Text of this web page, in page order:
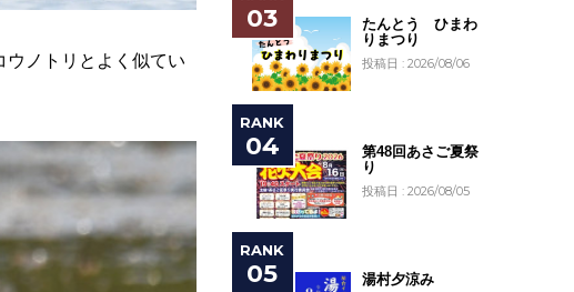
ノトリとよく似てい
たんとう ひまわ
りまつり
投稿日 : 2026/08/06
第48回あさご夏祭
り
投稿日 : 2026/08/05
湯村夕涼み